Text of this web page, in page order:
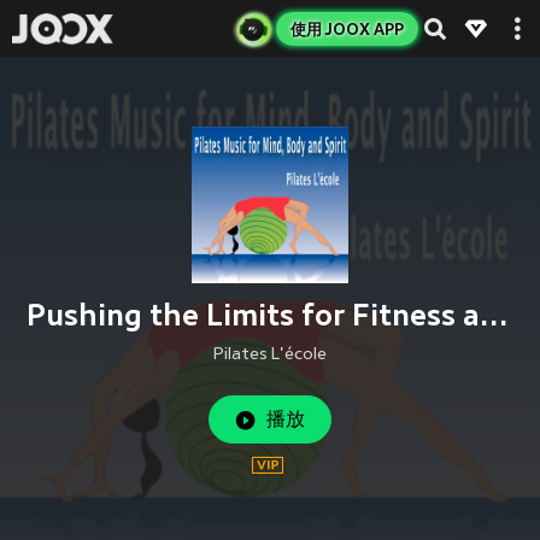
使用 JOOX APP
Pushing the Limits for Fitness and Health
Pilates L'école
播放